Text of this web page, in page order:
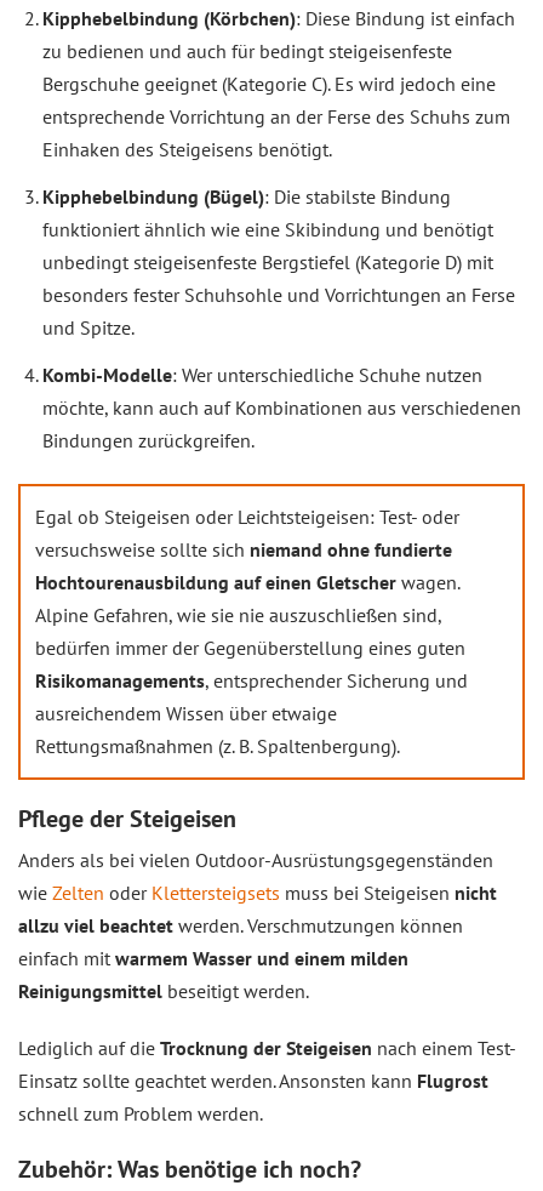
Kipphebelbindung (Körbchen): Diese Bindung ist einfach
zu bedienen und auch für bedingt steigeisenfeste
Bergschuhe geeignet (Kategorie C). Es wird jedoch eine
entsprechende Vorrichtung an der Ferse des Schuhs zum
Einhaken des Steigeisens benötigt.
Kipphebelbindung (Bügel): Die stabilste Bindung
funktioniert ähnlich wie eine Skibindung und benötigt
unbedingt steigeisenfeste Bergstiefel (Kategorie D) mit
besonders fester Schuhsohle und Vorrichtungen an Ferse
und Spitze.
Kombi-Modelle: Wer unterschiedliche Schuhe nutzen
möchte, kann auch auf Kombinationen aus verschiedenen
Bindungen zurückgreifen.
Egal ob Steigeisen oder Leichtsteigeisen: Test- oder
versuchsweise sollte sich niemand ohne fundierte
Hochtourenausbildung auf einen Gletscher wagen.
Alpine Gefahren, wie sie nie auszuschließen sind,
bedürfen immer der Gegenüberstellung eines guten
Risikomanagements, entsprechender Sicherung und
ausreichendem Wissen über etwaige
Rettungsmaßnahmen (z. B. Spaltenbergung).
Pflege der Steigeisen
Anders als bei vielen Outdoor-Ausrüstungsgegenständen
wie Zelten oder Klettersteigsets muss bei Steigeisen nicht
allzu viel beachtet werden. Verschmutzungen können
einfach mit warmem Wasser und einem milden
Reinigungsmittel beseitigt werden.
Lediglich auf die Trocknung der Steigeisen nach einem Test-
Einsatz sollte geachtet werden. Ansonsten kann Flugrost
schnell zum Problem werden.
Zubehör: Was benötige ich noch?